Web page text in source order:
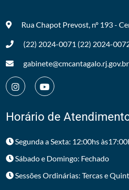
Rua Chapot Prevost, nº 193 -
(22) 2024-0071 (22) 2024-
gabinete@cmcantagalo.rj.gov.br
Horário de
Segunda a Sexta: 12:00hs
Sábado e Domingo: Fechado
Sessões Ordinárias: Tercas e